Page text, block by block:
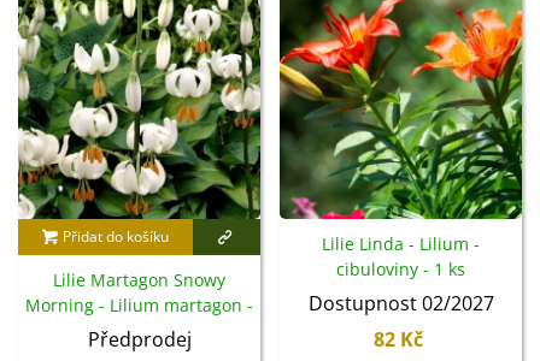
Přidat do košíku
Lilie Martagon Snowy
Morning - Lilium martagon -
cibuloviny - 1 ks
Předprodej
Lilie Linda - Lilium -
cibuloviny - 1 ks
Dostupnost 02/2027
82 Kč